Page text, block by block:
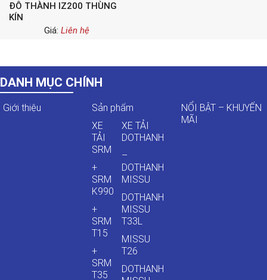
ĐÔ THÀNH IZ200 THÙNG
KÍN
Giá: Liên hệ
DANH MỤC CHÍNH
Giới thiệu
Sản phẩm
XE
TẢI
SRM
+
SRM
K990
+
SRM
T15
+
SRM
T35
XE TẢI
DOTHANH
–
DOTHANH
MISSU
DOTHANH
MISSU
T33L
MISSU
T26
DOTHANH
NỔI BẬT – KHUYẾN
MÃI